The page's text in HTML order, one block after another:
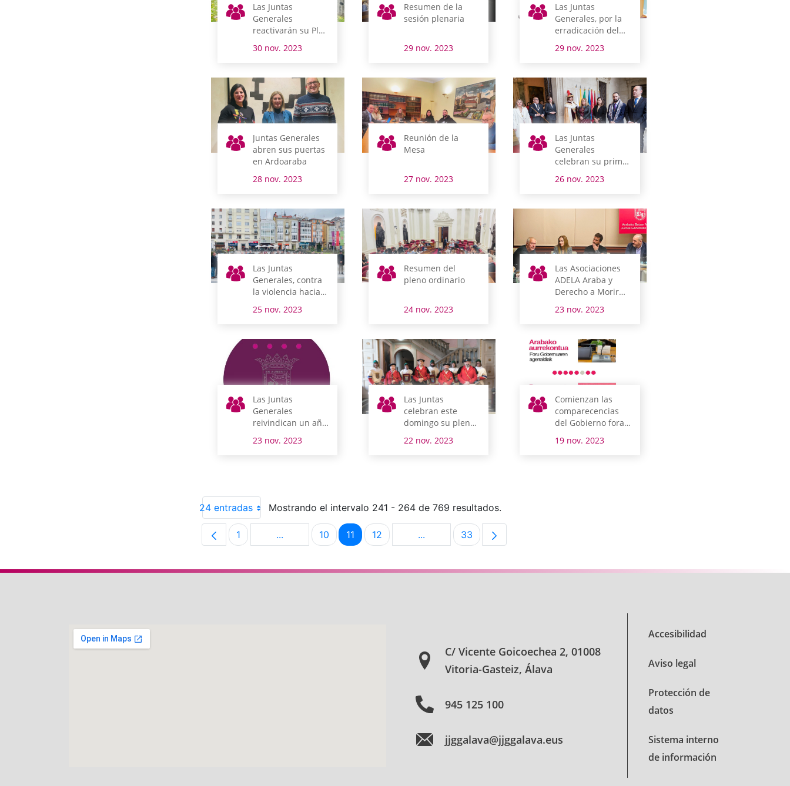
Las Juntas
Generales
reactivarán su Plan
Uso del Euskera
30 nov. 2023
Resumen de la
sesión plenaria
29 nov. 2023
Las Juntas
Generales, por la
erradicación del
29 nov. 2023
Juntas Generales
abren sus puertas
en Ardoaraba
28 nov. 2023
Reunión de la
Mesa
27 nov. 2023
Las Juntas
Generales
celebran su primer
del año, una
marcada en el
26 nov. 2023
Las Juntas
Generales, contra
la violencia hacia
25 nov. 2023
Resumen del
pleno ordinario
24 nov. 2023
Las Asociaciones
ADELA Araba y
Derecho a Morir
comparten en
sus realidades
23 nov. 2023
Las Juntas
Generales
reivindican un año
libre de violencias
23 nov. 2023
Las Juntas
celebran este
domingo su pleno
noviembre
22 nov. 2023
Comienzan las
comparecencias
del Gobierno foral
proyectos en el
19 nov. 2023
24 entradas Mostrando el intervalo 241 - 264 de 769 resultados.
Página
1 ...Páginas intermedias Use TAB para desplazarse.
Página
10 Página
11 Página
12 ...Páginas intermedias Use TAB para desplazarse.
Página
33
C/ Vicente Goicoechea 2, 01008
Vitoria-Gasteiz, Álava
945 125 100
jjggalava@jjggalava.eus
Accesibilidad
Aviso legal
Protección de
datos
Sistema interno
de información